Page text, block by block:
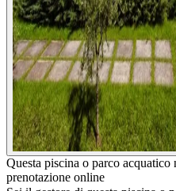
Questa piscina o parco
prenotazione online